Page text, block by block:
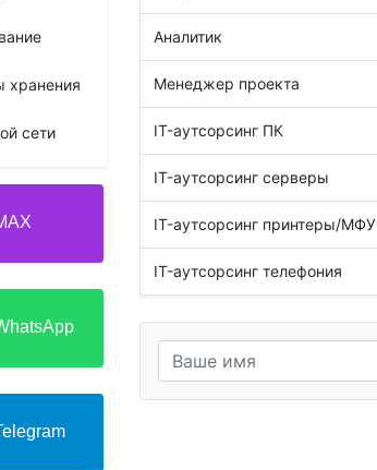
хранения
сети
Аналитик
Менеджер проекта
IT-аутсорсинг ПК
IT-аутсорсинг серверы
IT-аутсорсинг принтеры/МФУ
IT-аутсорсинг телефония